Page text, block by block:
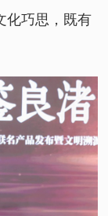
化巧思，既有